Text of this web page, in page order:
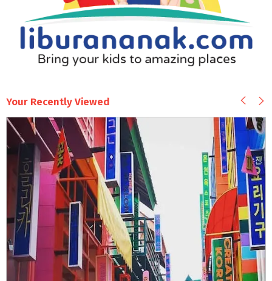
Your Recently Viewed